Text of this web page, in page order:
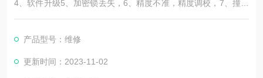
4、软件升级5、加密锁丢失，6、精度不准，精度调校，7、撞击
过测头，测座或测针。故障检测维修、保养维护、软件升级改
精度补偿调试校准、配件供应、 控制系统升级、回收置换、三次
元维修，提供仪器价格报价检测维修保养等方案德国ZEISS、英
产品型号：维修
更新时间：2023-11-02